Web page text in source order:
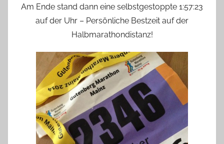
Am Ende stand dann eine selbstgestoppte 1:57:23
auf der Uhr – Persönliche Bestzeit auf der
Halbmarathondistanz!